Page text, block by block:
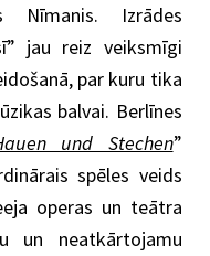
Nīmanis. Izrādes
jau reiz veiksmīgi
par kuru tika
balvai. Berlīnes
und Stechen”
spēles veids
operas un teātra
un neatkārtojamu